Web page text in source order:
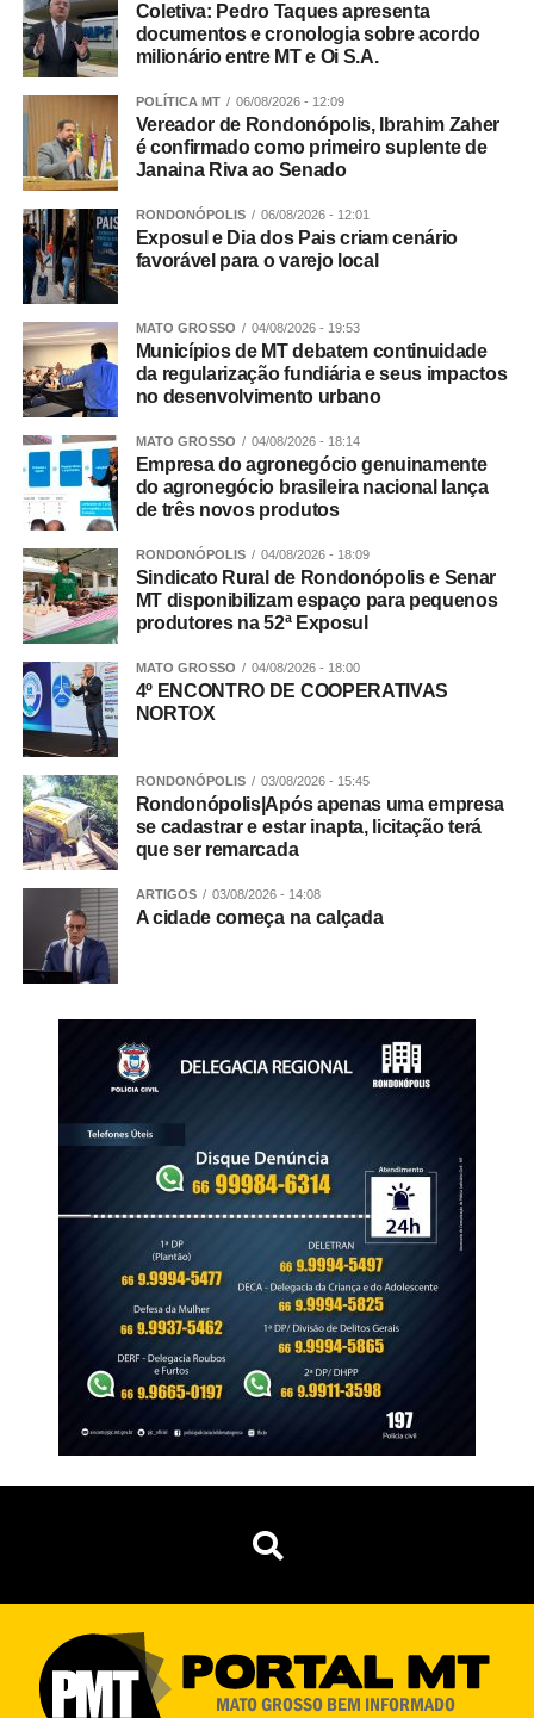
Coletiva: Pedro Taques apresenta
documentos e cronologia sobre acordo
milionário entre MT e Oi S.A.
POLÍTICA MT 06/08/2026 - 12:09
Vereador de Rondonópolis, Ibrahim Zaher
é confirmado como primeiro suplente de
Janaina Riva ao Senado
RONDONÓPOLIS 06/08/2026 - 12:01
Exposul e Dia dos Pais criam cenário
favorável para o varejo local
MATO GROSSO 04/08/2026 - 19:53
Municípios de MT debatem continuidade
da regularização fundiária e seus impactos
no desenvolvimento urbano
MATO GROSSO 04/08/2026 - 18:14
Empresa do agronegócio genuinamente
do agronegócio brasileira nacional lança
de três novos produtos
RONDONÓPOLIS 04/08/2026 - 18:09
Sindicato Rural de Rondonópolis e Senar
MT disponibilizam espaço para pequenos
produtores na 52ª Exposul
MATO GROSSO 04/08/2026 - 18:00
4º ENCONTRO DE COOPERATIVAS
NORTOX
RONDONÓPOLIS 03/08/2026 - 15:45
Rondonópolis|Após apenas uma empresa
se cadastrar e estar inapta, licitação terá
que ser remarcada
ARTIGOS 03/08/2026 - 14:08
A cidade começa na calçada